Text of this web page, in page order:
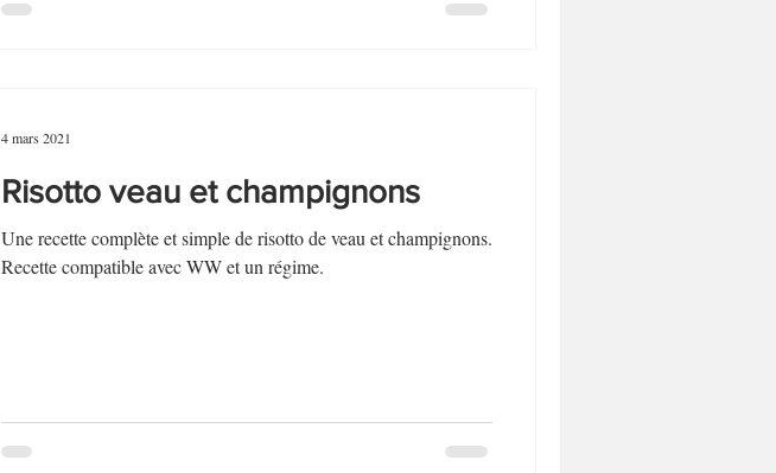
Risotto veau et champignons
Une recette complète et simple de risotto de veau et champignons.
Recette compatible avec WW et un régime.
4 mars 2021